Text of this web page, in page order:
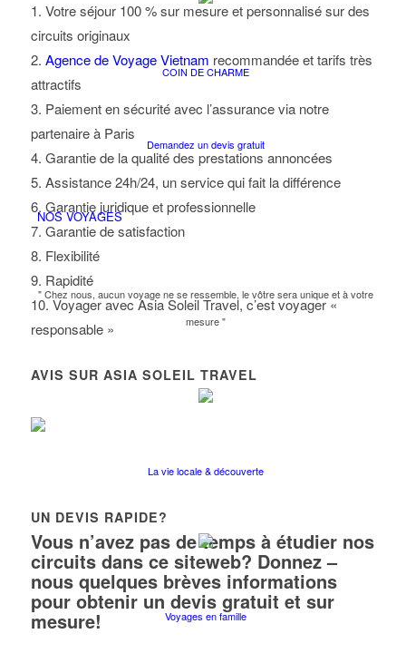
COIN DE CHARME
Demandez un devis gratuit
NOS VOYAGES
" Chez nous, aucun voyage ne se ressemble, le vôtre sera unique et à votre
mesure "
La vie locale & découverte
Voyages en famille
1. Votre séjour 100 % sur mesure et personnalisé sur des
circuits originaux
2. Agence de Voyage Vietnam recommandée et tarifs très
attractifs
3. Paiement en sécurité avec l’assurance via notre
partenaire à Paris
4. Garantie de la qualité des prestations annoncées
5. Assistance 24h/24, un service qui fait la différence
6. Garantie juridique et professionnelle
7. Garantie de satisfaction
8. Flexibilité
9. Rapidité
10. Voyager avec Asia Soleil Travel, c’est voyager «
responsable »
AVIS SUR ASIA SOLEIL TRAVEL
UN DEVIS RAPIDE?
Vous n’avez pas de temps à étudier nos
circuits dans ce siteweb? Donnez –
nous quelques brèves informations
pour obtenir un devis gratuit et sur
mesure!